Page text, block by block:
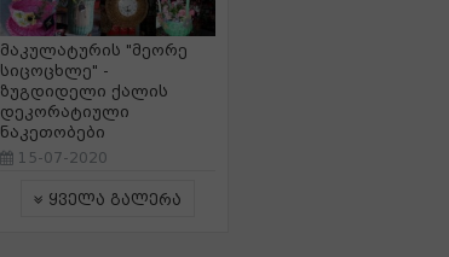
მაკულატურის "მეორე
სიცოცხლე" -
ზუგდიდელი ქალის
დეკორატიული
ნაკეთობები
15-07-2020
ყველა გალერა